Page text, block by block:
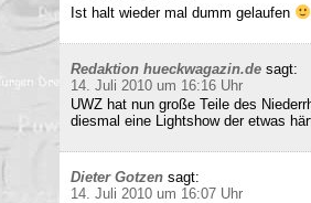
Ist halt wieder mal dumm gelaufen
Redaktion hueckwagazin.de sagt:
14. Juli 2010 um 16:16 Uhr
UWZ hat nun große Teile des
diesmal eine Lightshow der etwas
Dieter Gotzen sagt:
14. Juli 2010 um 16:07 Uhr